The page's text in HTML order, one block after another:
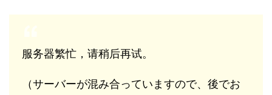
服务器繁忙，请稍后再试。
（サーバーが混み合っていますので、後でお